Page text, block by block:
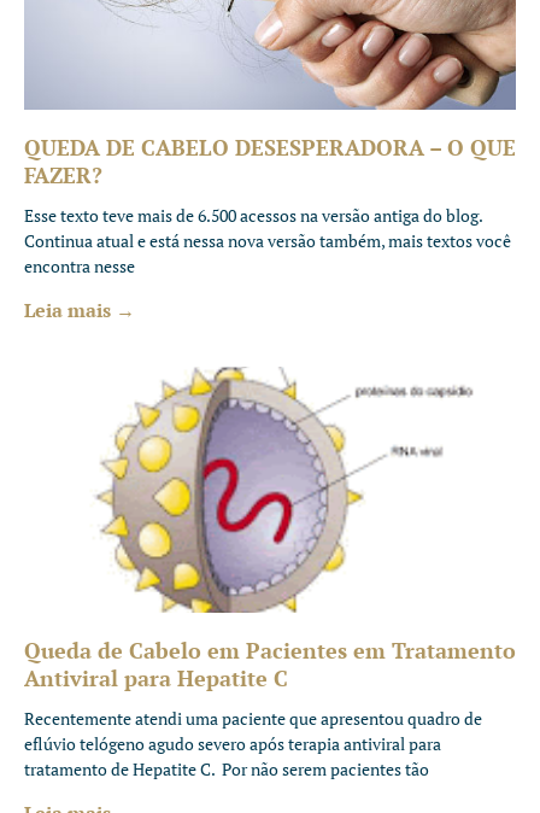
QUEDA DE CABELO DESESPERADORA – O QUE
FAZER?
Esse texto teve mais de 6.500 acessos na versão antiga do blog.
Continua atual e está nessa nova versão também, mais textos você
encontra nesse
Leia mais →
Queda de Cabelo em Pacientes em Tratamento
Antiviral para Hepatite C
Recentemente atendi uma paciente que apresentou quadro de
eflúvio telógeno agudo severo após terapia antiviral para
tratamento de Hepatite C. Por não serem pacientes tão